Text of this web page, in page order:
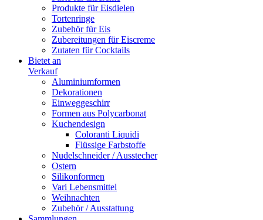
Produkte für Eisdielen
Tortenringe
Zubehör für Eis
Zubereitungen für Eiscreme
Zutaten für Cocktails
Bietet an
Verkauf
Aluminiumformen
Dekorationen
Einweggeschirr
Formen aus Polycarbonat
Kuchendesign
Coloranti Liquidi
Flüssige Farbstoffe
Nudelschneider / Ausstecher
Ostern
Silikonformen
Vari Lebensmittel
Weihnachten
Zubehör / Ausstattung